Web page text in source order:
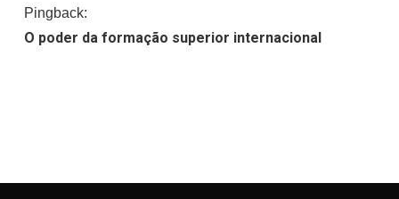
Pingback:
O poder da formação superior internacional